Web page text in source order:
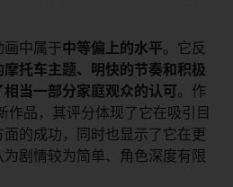
中属于中等偏上的水平。它反
摩托车主题、明快的节奏和积极
当一部分家庭观众的认可。作
作品，其评分体现了它在吸引目
的成功，同时也显示了它在更
剧情较为简单、角色深度有限